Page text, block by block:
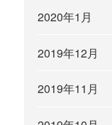
2020年1月
2019年12月
2019年11月